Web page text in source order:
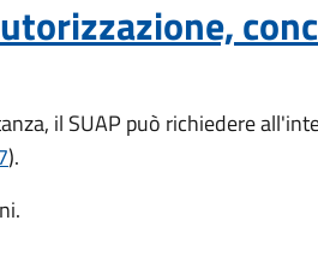
il SUAP può richiedere
).